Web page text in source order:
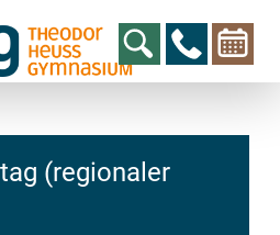
(regionaler